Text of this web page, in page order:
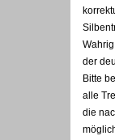
der
Bitte
alle
die